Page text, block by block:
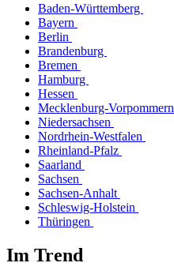
Baden-Württemberg
Bayern
Berlin
Brandenburg
Bremen
Hamburg
Hessen
Mecklenburg-Vorpommern
Niedersachsen
Nordrhein-Westfalen
Rheinland-Pfalz
Saarland
Sachsen
Sachsen-Anhalt
Schleswig-Holstein
Thüringen
Im Trend